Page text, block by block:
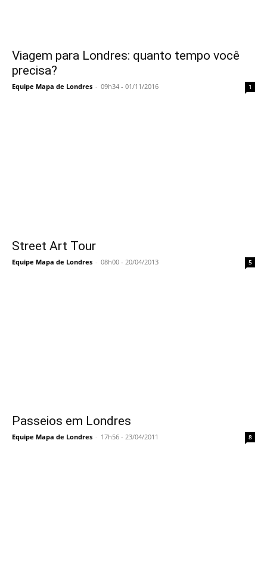
Viagem para Londres: quanto tempo você
precisa?
Equipe Mapa de Londres - 09h34 - 01/11/2016 1
Street Art Tour
Equipe Mapa de Londres - 08h00 - 20/04/2013 5
Passeios em Londres
Equipe Mapa de Londres - 17h56 - 23/04/2011 8